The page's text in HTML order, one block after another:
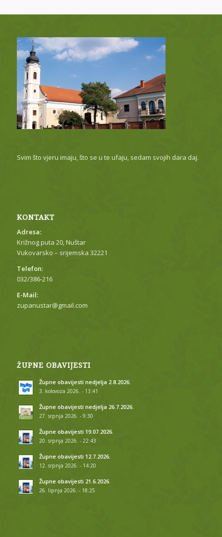
Svim što vjeru imaju, što se u te ufaju, sedam svojih dara daj.
KONTAKT
Adresa:
Križnog puta 20, Nuštar
Vukovarsko – srijemska 32221
Telefon:
032/386-216
E-Mail:
zupanustar@gmail.com
ŽUPNE OBAVIJESTI
Župne obavijesti nedjelja 2.8.2026.
3. kolovoza 2026. - 13:41
Župne obavijesti nedjelja 26.7.2026.
27. srpnja 2026. - 9:30
Župne obavijesti 19.07.2026.
20. srpnja 2026. - 22:43
Župne obavijesti 12.7.2026.
12. srpnja 2026. - 14:20
Župne obavijesti 21.6.2026.
26. lipnja 2026. - 18:25